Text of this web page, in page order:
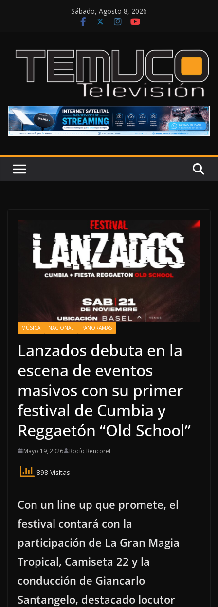
Sábado, Agosto 8, 2026
MÚSICA NACIONAL PANORAMAS
Lanzados debuta en la
escena de eventos
masivos con su primer
festival de Cumbia y
Reggaetón “Old School”
Mayo 19, 2026 Rocío Rencoret
898 Visitas
Con un line up que promete, el
festival contará con la
participación de La Gran Magia
Tropical, Camiseta 22 y la
conducción de Giancarlo
Santangelo, destacado locutor